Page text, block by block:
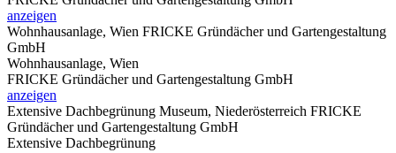
anzeigen
Wohnhausanlage, Wien FRICKE Gründächer und Gartengestaltung
GmbH
Wohnhausanlage, Wien
FRICKE Gründächer und Gartengestaltung GmbH
anzeigen
Extensive Dachbegrünung Museum, Niederösterreich FRICKE
Gründächer und Gartengestaltung GmbH
Extensive Dachbegrünung